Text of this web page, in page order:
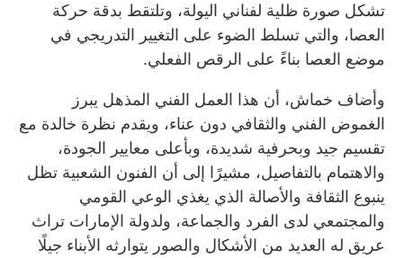
تشكل صورة ظلية لفناني اليولة، وتلتقط بدقة حركة
العصا، والتي تسلط الضوء على التغيير التدريجي في
موضع العصا بناءً على الرقص الفعلي.
وأضاف خماش، أن هذا العمل الفني المذهل يبرز
الغموض الفني والثقافي دون عناء، ويقدم نظرة خالدة مع
تقسيم جيد وبحرفية شديدة، وبأعلى معايير الجودة،
والاهتمام بالتفاصيل، مشيرًا إلى أن الفنون الشعبية تظل
ينبوع الثقافة والأصالة الذي يغذي الوعي القومي
والمجتمعي لدى الفرد والجماعة، ولدولة الإمارات تراث
عريق له العديد من الأشكال والصور يتوارثه الأبناء جيلًا